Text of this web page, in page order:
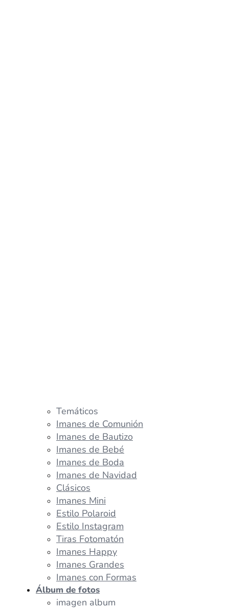
Temáticos
Imanes de Comunión
Imanes de Bautizo
Imanes de Bebé
Imanes de Boda
Imanes de Navidad
Clásicos
Imanes Mini
Estilo Polaroid
Estilo Instagram
Tiras Fotomatón
Imanes Happy
Imanes Grandes
Imanes con Formas
Álbum de fotos
imagen album